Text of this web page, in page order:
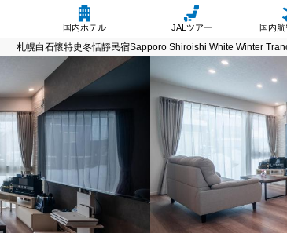
国内ホテル JALツアー 国内
札幌白石懷特史冬恬靜民宿Sapporo Shiroishi White Winter